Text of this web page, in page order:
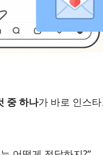
중 하나가 바로 인스